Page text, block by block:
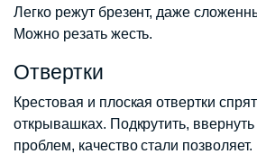
Легко режут брезент, даже
Можно резать жесть.
Отвертки
Крестовая и плоская отвертки
открывашках. Подкрутить,
проблем, качество стали позволяет.